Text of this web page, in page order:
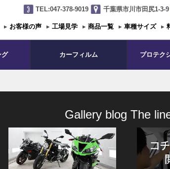
TEL:047-378-9019 千葉県市川市田尻1-3-9
▸ お客様の声 ▸ 工場見学 ▸ 商品一覧 ▸ 車種サイズ ▸
グ カーフィルム プロテク
Gallery blog The